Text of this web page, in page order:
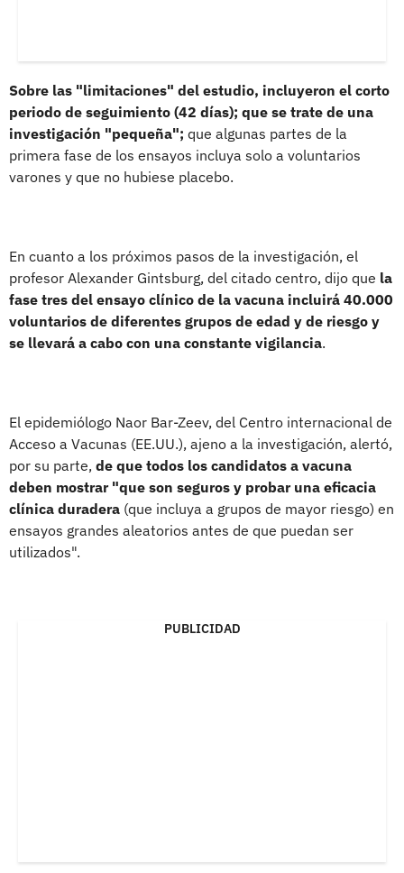
Sobre las "limitaciones" del estudio, incluyeron el corto
periodo de seguimiento (42 días); que se trate de una
investigación "pequeña"; que algunas partes de la
primera fase de los ensayos incluya solo a voluntarios
varones y que no hubiese placebo.
En cuanto a los próximos pasos de la investigación, el
profesor Alexander Gintsburg, del citado centro, dijo que la
fase tres del ensayo clínico de la vacuna incluirá 40.000
voluntarios de diferentes grupos de edad y de riesgo y
se llevará a cabo con una constante vigilancia.
El epidemiólogo Naor Bar-Zeev, del Centro internacional de
Acceso a Vacunas (EE.UU.), ajeno a la investigación, alertó,
por su parte, de que todos los candidatos a vacuna
deben mostrar "que son seguros y probar una eficacia
clínica duradera (que incluya a grupos de mayor riesgo) en
ensayos grandes aleatorios antes de que puedan ser
utilizados".
PUBLICIDAD